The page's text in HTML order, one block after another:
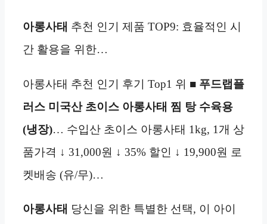
아롱사태 추천 인기 제품 TOP9: 효율적인 시
간 활용을 위한…
아롱사태 추천 인기 후기 Top1 위 ■ 푸드랩플
러스 미국산 초이스 아롱사태 찜 탕 수육용
(냉장)… 수입산 초이스 아롱사태 1kg, 1개 상
품가격 ↓ 31,000원 ↓ 35% 할인 ↓ 19,900원 로
켓배송 (유/무)…
아롱사태 당신을 위한 특별한 선택, 이 아이